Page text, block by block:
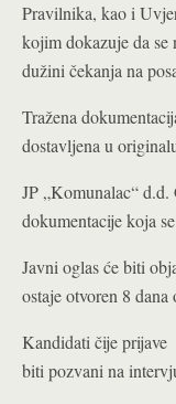
Pravilnika, kao i
kojim dokazuje da se
dužini čekanja na
Tražena
dostavljena u
JP „Komunalac“
dokumentacije koja
Javni oglas će biti
ostaje otvoren 8
Kandidati čije prijave
biti pozvani na